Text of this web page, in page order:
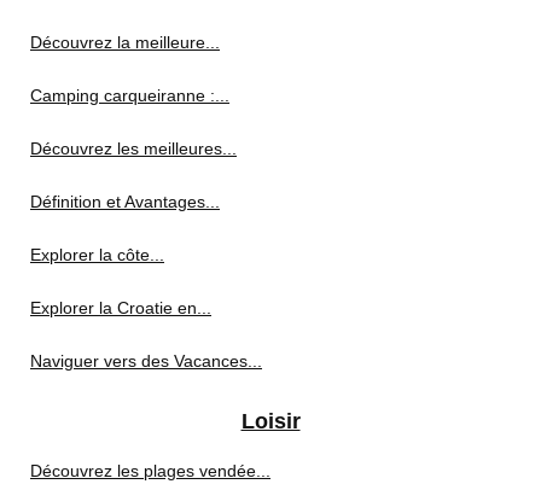
Découvrez la meilleure...
Camping carqueiranne :...
Découvrez les meilleures...
Définition et Avantages...
Explorer la côte...
Explorer la Croatie en...
Naviguer vers des Vacances...
Loisir
Découvrez les plages vendée...